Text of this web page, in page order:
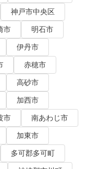
神戸市中央区
市
明石市
伊丹市
赤穂市
高砂市
加西市
市
南あわじ市
加東市
多可郡多可町